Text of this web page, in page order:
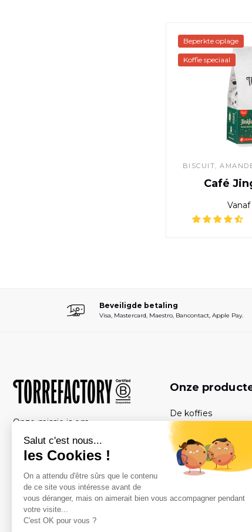
BISCUIT,
Café
Vanaf
Beperkte oplage
Koffie speciaal
Beveiligde betaling
Visa, Mastercard, Maestro, Bancontact, Apple Pay.
Onze missie is om
kwaliteitskoffie toegankelijk te
maken voor zoveel mogelijk
mensen, met respect voor mens
en milieu.
Onze
De koffies
De sets
De koffiemachines
Abonnementen
De
De accessoires